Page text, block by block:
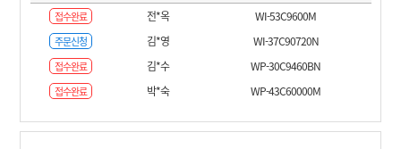
접수완료 전*옥 WI-53C9600M
주문신청 김*영 WI-37C90720N
접수완료 김*수 WP-30C9460BN
접수완료 박*숙 WP-43C60000M